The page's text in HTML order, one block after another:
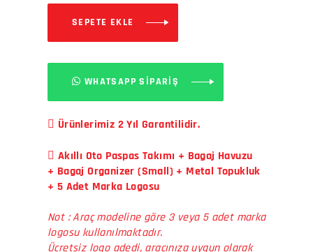
SEPETE EKLE
WHATSAPP SİPARİŞ
Ürünlerimiz 2 Yıl Garantilidir.
Akıllı Oto Paspas Takımı + Bagaj Havuzu
+ Bagaj Organizer (Small) + Metal Topukluk
+ 5 Adet Marka Logosu
Not : Araç modeline göre 3 veya 5 adet marka
logosu kullanılmaktadır.
Ücretsiz logo adedi, aracınıza uygun olarak